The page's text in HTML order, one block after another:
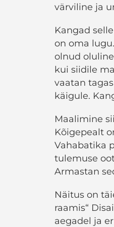
värviline ja
Kangad
on oma
olnud
kui siidile
vaatan
käigule.
Maalimine
Kõigepealt
Vahabatika
tulemuse
Armastan
Näitus on
raamis“
aegadel ja